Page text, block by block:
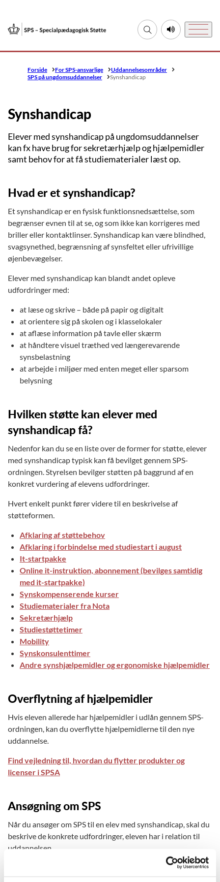
Gå til forsiden Fold søgefelt udLyt til denne side
Menu
Forside For SPS-ansvarlige
Uddannelsesområder
SPS på ungdomsuddannelser
Synshandicap
Synshandicap
Elever med synshandicap på ungdomsuddannelser
kan fx have brug for sekretærhjælp og hjælpemidler
samt behov for at få studiematerialer læst op.
Hvad er et synshandicap?
Et synshandicap er en fysisk funktionsnedsættelse, som
begrænser evnen til at se, og som ikke kan korrigeres med
briller eller kontaktlinser. Synshandicap kan være blindhed,
svagsynethed, begrænsning af synsfeltet eller ufrivillige
øjenbevægelser.
Elever med synshandicap kan blandt andet opleve
udfordringer med:
at læse og skrive – både på papir og digitalt
at orientere sig på skolen og i klasselokaler
at aflæse information på tavle eller skærm
at håndtere visuel træthed ved længerevarende
synsbelastning
at arbejde i miljøer med enten meget eller sparsom
belysning
Hvilken støtte kan elever med
synshandicap få?
Nedenfor kan du se en liste over de former for støtte, elever
med synshandicap typisk kan få bevilget gennem SPS-
ordningen. Styrelsen bevilger støtten på baggrund af en
konkret vurdering af elevens udfordringer.
Hvert enkelt punkt fører videre til en beskrivelse af
støtteformen.
Afklaring af støttebehov
Afklaring i forbindelse med studiestart i august
It-startpakke
Online it-instruktion, abonnement (bevilges samtidig
med it-startpakke)
Synskompenserende kurser
Studiematerialer fra Nota
Sekretærhjælp
Studiestøttetimer
Mobility
Synskonsulenttimer
Andre synshjælpemidler og ergonomiske hjælpemidler
Overflytning af hjælpemidler
Hvis eleven allerede har hjælpemidler i udlån gennem SPS-
ordningen, kan du overflytte hjælpemidlerne til den nye
uddannelse.
Find vejledning til, hvordan du flytter produkter og
licenser i SPSA
Ansøgning om SPS
Når du ansøger om SPS til en elev med synshandicap, skal du
beskrive de konkrete udfordringer, eleven har i relation til
uddannelsen.
Du kan tage udgangspunkt i de udfordringer, der knytter sig
til forskellige uddannelsesmæssige situationer, for eksempel